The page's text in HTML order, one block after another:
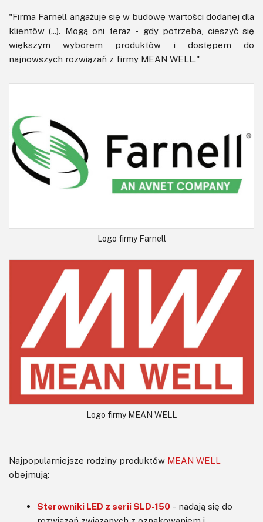
"Firma Farnell angażuje się w budowę wartości dodanej dla
klientów (...). Mogą oni teraz - gdy potrzeba, cieszyć się
większym wyborem produktów i dostępem do
najnowszych rozwiązań z firmy MEAN WELL."
Logo firmy Farnell
Logo firmy MEAN WELL
Najpopularniejsze rodziny produktów MEAN WELL
obejmują:
Sterowniki LED z serii SLD-150 - nadają się do